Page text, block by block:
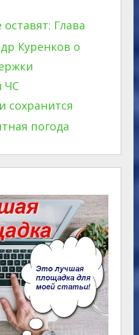
Глава
Куренков о
ЧС
сохранится
погода